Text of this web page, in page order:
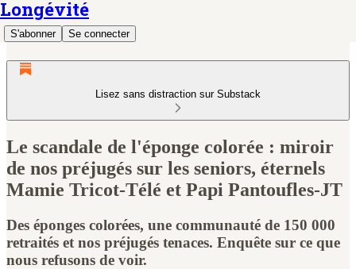
Longévité
S'abonner Se connecter
Lisez sans distraction sur Substack
Le scandale de l'éponge colorée : miroir
de nos préjugés sur les seniors, éternels
Mamie Tricot-Télé et Papi Pantoufles-JT
Des éponges colorées, une communauté de 150 000
retraités et nos préjugés tenaces. Enquête sur ce que
nous refusons de voir.